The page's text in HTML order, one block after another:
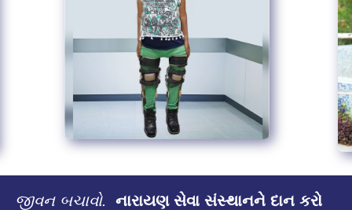
જીવન બચાવો. નારાયણ સેવા સંસ્થાનને દાન કરો